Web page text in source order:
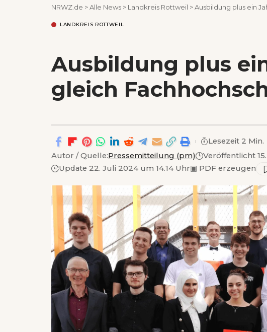
NRWZ.de >Alle News > Landkreis Rottweil >Ausbildung plus ein
LANDKREIS ROTTWEIL
Ausbildung plus
gleich
Autor / Quelle:Pressemitteilung (pm)
Veröffentlicht
Update 22. Juli 2024 um 14.14 Uhr▣ PDF erzeugen
Lesezeit 2 Min.